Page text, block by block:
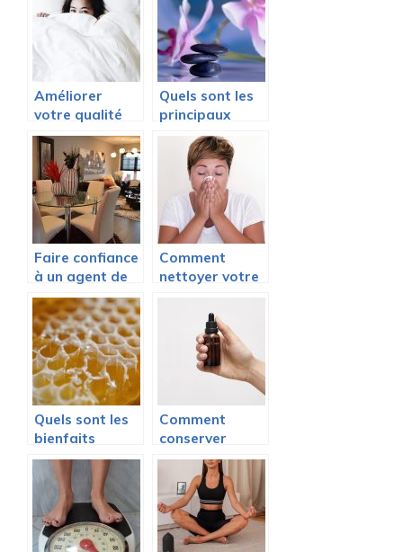
Améliorer
votre qualité
de sommeil
avec la
couverture
lestée
Quels sont les
principaux
avantages du
spa ?
Faire confiance
à un agent de
décoration
pour décorer
votre bien
immobilier
Comment
nettoyer votre
naturellement
et efficacement
Quels sont les
bienfaits
internes de la
gelée royale ?
Comment
conserver
l’huile de CBD ?